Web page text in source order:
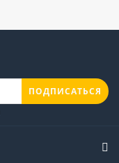
ПОДПИСАТЬСЯ